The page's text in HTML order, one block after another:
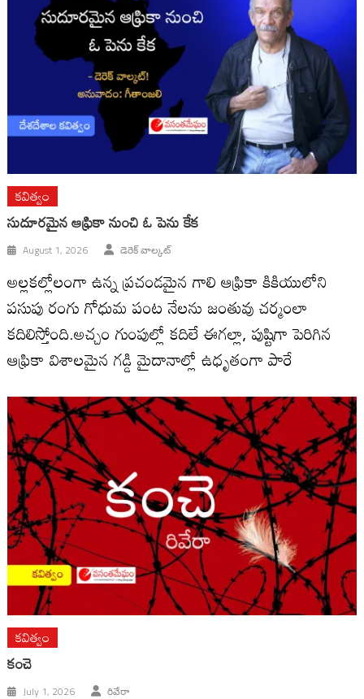
కవిత్వం
సుదూరమైన ఆఫ్రికా నుంచి ఓ పెను కేక
August 1, 2026 డెరెక్ వాల్కట్
అల్లకల్లోలంగా ఉన్న ప్రచండమైన గాలి ఆఫ్రికా కికియులోని
పసుపు రంగు గోధుమ పంట నేలను జంతువు చర్మంలా
కదిలిస్తోంది.అచ్చం గుంపుల్లో కదిలే ఈగల్లా, పుష్టిగా పెరిగిన
ఆఫ్రికా విశాలమైన గడ్డి మైదానాల్లో ఉధృతంగా పారే
కవిత్వం
కంచె
July 1, 2026 రివేరా